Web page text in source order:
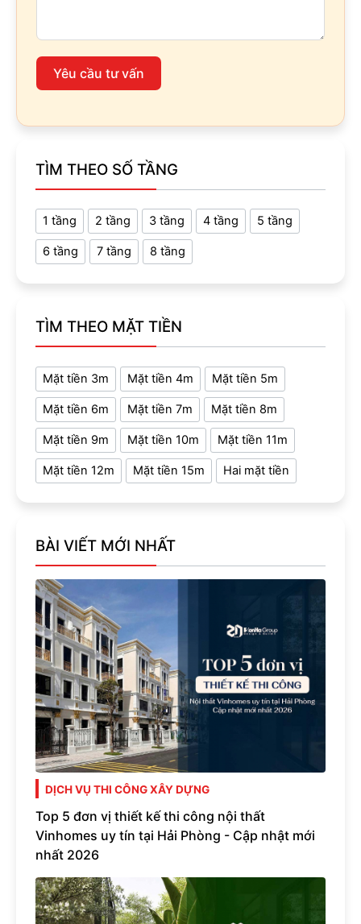
Yêu cầu tư vấn
TÌM THEO SỐ TẦNG
1 tầng 2 tầng 3 tầng 4 tầng 5 tầng
6 tầng 7 tầng 8 tầng
TÌM THEO MẶT TIỀN
Mặt tiền 3m Mặt tiền 4m Mặt tiền 5m
Mặt tiền 6m Mặt tiền 7m Mặt tiền 8m
Mặt tiền 9m Mặt tiền 10m Mặt tiền 11m
Mặt tiền 12m Mặt tiền 15m Hai mặt tiền
BÀI VIẾT MỚI NHẤT
DỊCH VỤ THI CÔNG XÂY DỰNG
Top 5 đơn vị thiết kế thi công nội thất
Vinhomes uy tín tại Hải Phòng - Cập nhật mới
nhất 2026